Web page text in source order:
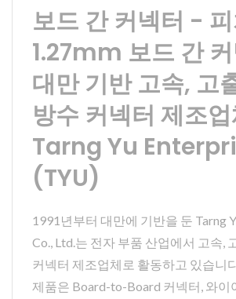
보드 간 커넥터 -
1.27mm 보드 간
대만 기반 고속, 고
방수 커넥터 제조
Tarng Yu
(TYU)
1991년부터 대만에 기반을 둔 Tarng
Co., Ltd.는 전자 부품 산업에서 고속,
커넥터 제조업체로 활동하고 있습니
제품은 Board-to-Board 커넥터, 와이